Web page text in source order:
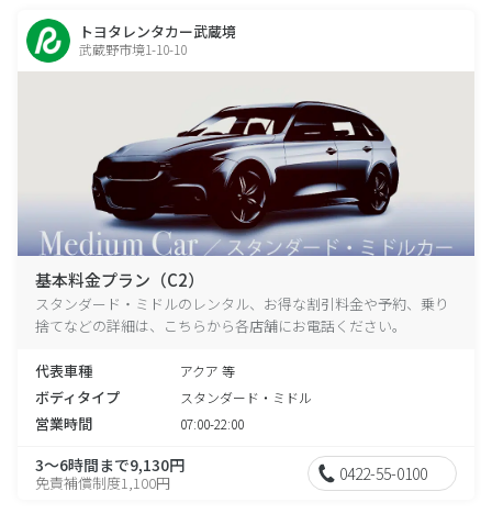
トヨタレンタカー武蔵境
武蔵野市境1-10-10
基本料金プラン（C2）
スタンダード・ミドルのレンタル、お得な割引料金や予約、乗り
捨てなどの詳細は、こちらから各店舗にお電話ください。
代表車種 アクア 等
ボディタイプ スタンダード・ミドル
営業時間 07:00-22:00
3～6時間まで9,130円
免責補償制度1,100円 0422-55-0100